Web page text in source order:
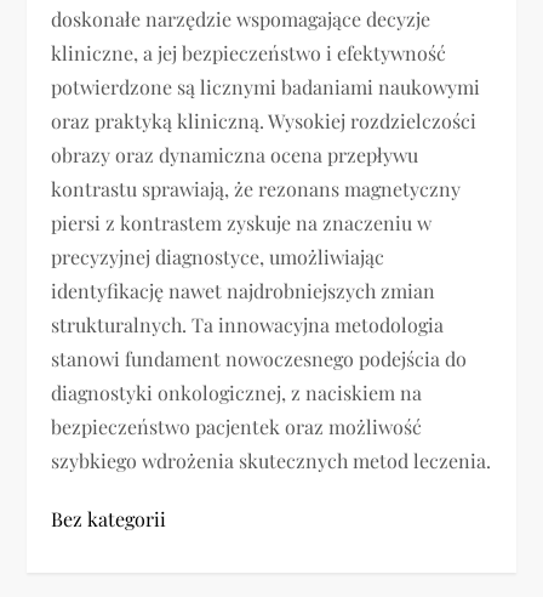
doskonałe narzędzie wspomagające decyzje
kliniczne, a jej bezpieczeństwo i efektywność
potwierdzone są licznymi badaniami naukowymi
oraz praktyką kliniczną. Wysokiej rozdzielczości
obrazy oraz dynamiczna ocena przepływu
kontrastu sprawiają, że rezonans magnetyczny
piersi z kontrastem zyskuje na znaczeniu w
precyzyjnej diagnostyce, umożliwiając
identyfikację nawet najdrobniejszych zmian
strukturalnych. Ta innowacyjna metodologia
stanowi fundament nowoczesnego podejścia do
diagnostyki onkologicznej, z naciskiem na
bezpieczeństwo pacjentek oraz możliwość
szybkiego wdrożenia skutecznych metod leczenia.
Bez kategorii